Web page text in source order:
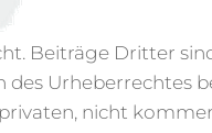
Beiträge Dritter
Urheberrechtes
nicht